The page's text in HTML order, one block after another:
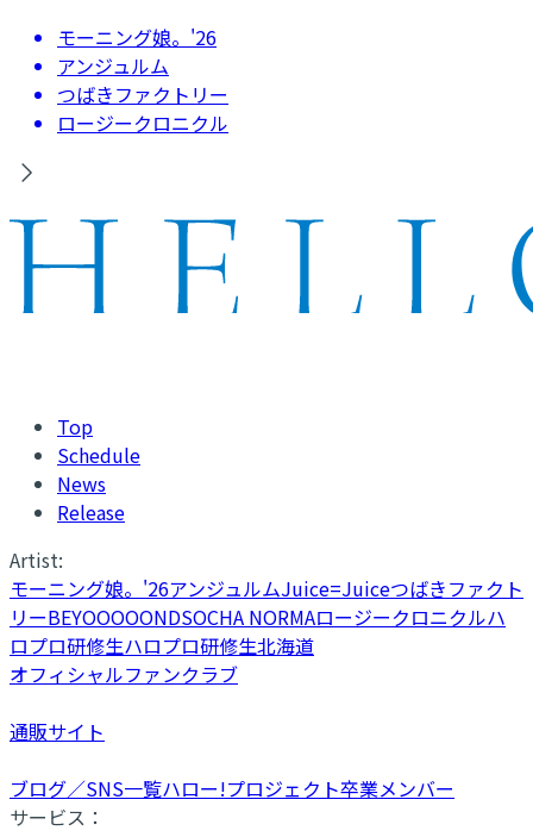
モーニング娘。'26
アンジュルム
つばきファクトリー
ロージークロニクル
Top
Schedule
News
Release
Artist:
モーニング娘。'26アンジュルムJuice=Juiceつばきファクト
リーBEYOOOOONDSOCHA NORMAロージークロニクルハ
ロプロ研修生ハロプロ研修生北海道
オフィシャルファンクラブ
通販サイト
ブログ／SNS一覧ハロー!プロジェクト卒業メンバー
サービス：